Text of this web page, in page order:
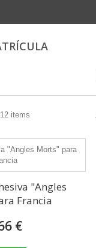
items
"Angles
Francia
€